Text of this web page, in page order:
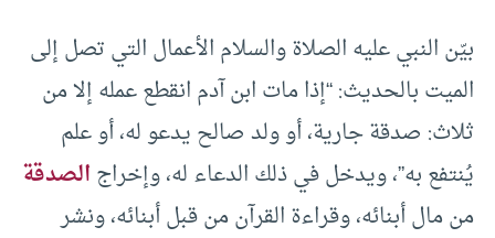
بيّن النبي عليه الصلاة والسلام الأعمال التي تصل إلى
الميت بالحديث: “إذا مات ابن آدم انقطع عمله إلا من
ثلاث: صدقة جارية، أو ولد صالح يدعو له، أو علم
يُنتفع به”، ويدخل في ذلك الدعاء له، وإخراجالصدقة
من مال أبنائه، وقراءة القرآن من قبل أبنائه، ونشر